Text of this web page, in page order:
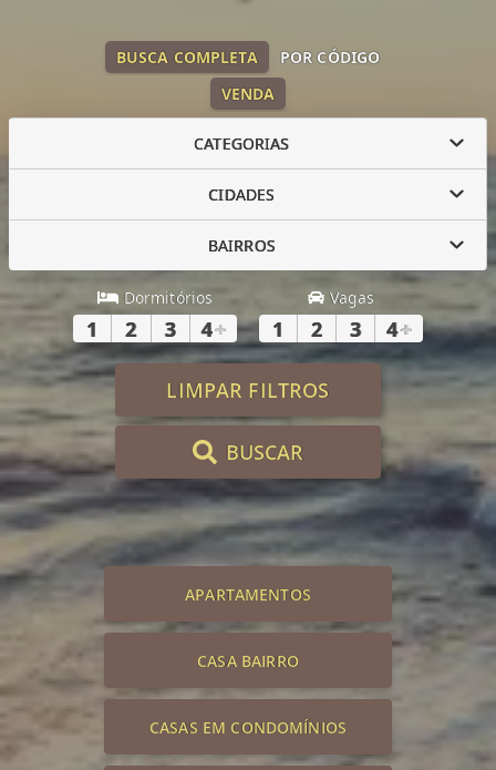
VENDA
BUSCA COMPLETA POR CÓDIGO
CATEGORIAS
CIDADES
BAIRROS
Dormitórios
1 2 3 4+
Vagas
1 2 3 4+
LIMPAR FILTROS
BUSCAR
APARTAMENTOS
CASA BAIRRO
CASAS EM CONDOMÍNIOS